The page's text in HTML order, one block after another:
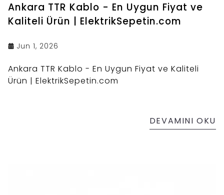
Ankara TTR Kablo - En Uygun Fiyat ve
Kaliteli Ürün | ElektrikSepetin.com
Jun 1, 2026
Ankara TTR Kablo - En Uygun Fiyat ve Kaliteli
Ürün | ElektrikSepetin.com
DEVAMINI OKU